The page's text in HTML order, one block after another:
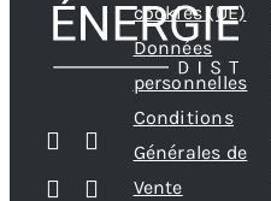
cookies (UE)
Données
personnelles
Conditions
Générales de
Vente